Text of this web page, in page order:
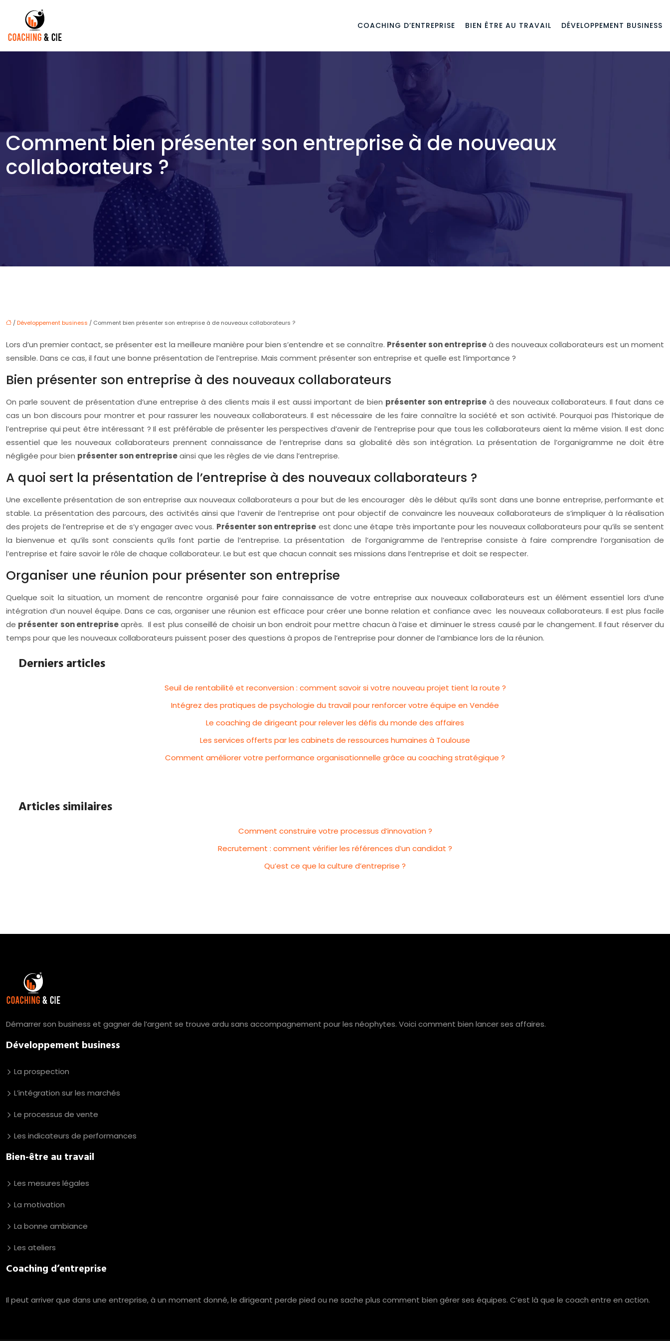
COACHING D’ENTREPRISE BIEN ÊTRE AU TRAVAIL DÉVELOPPEMENT BUSINESS
Comment bien présenter son entreprise à de nouveaux
collaborateurs ?
/ Développement business / Comment bien présenter son entreprise à de nouveaux collaborateurs ?
Lors d’un premier contact, se présenter est la meilleure manière pour bien s’entendre et se connaître. Présenter son entrepriseà des nouveaux collaborateurs est un moment
sensible. Dans ce cas, il faut une bonne présentation de l’entreprise. Mais comment présenter son entreprise et quelle est l’importance ?
Bien présenter son entreprise à des nouveaux collaborateurs
On parle souvent de présentation d’une entreprise à des clients mais il est aussi important de bien présenter son entreprise à des nouveaux collaborateurs. Il faut dans ce
cas un bon discours pour montrer et pour rassurer les nouveaux collaborateurs. Il est nécessaire de les faire connaître la société et son activité. Pourquoi pas l’historique de
l’entreprise qui peut être intéressant ? Il est préférable de présenter les perspectives d’avenir de l’entreprise pour que tous les collaborateurs aient la même vision. Il est donc
essentiel que les nouveaux collaborateurs prennent connaissance de l’entreprise dans sa globalité dès son intégration. La présentation de l’organigramme ne doit être
négligée pour bien présenter son entrepriseainsi que les règles de vie dans l’entreprise.
A quoi sert la présentation de l’entreprise à des nouveaux collaborateurs ?
Une excellente présentation de son entreprise aux nouveaux collaborateurs a pour but de les encourager dès le début qu’ils sont dans une bonne entreprise, performante et
stable. La présentation des parcours, des activités ainsi que l’avenir de l’entreprise ont pour objectif de convaincre les nouveaux collaborateurs de s’impliquer à la réalisation
des projets de l’entreprise et de s’y engager avec vous. Présenter son entreprise est donc une étape très importante pour les nouveaux collaborateurs pour qu’ils se sentent
la bienvenue et qu’ils sont conscients qu’ils font partie de l’entreprise. La présentation de l’organigramme de l’entreprise consiste à faire comprendre l’organisation de
l’entreprise et faire savoir le rôle de chaque collaborateur. Le but est que chacun connait ses missions dans l’entreprise et doit se respecter.
Organiser une réunion pour présenter son entreprise
Quelque soit la situation, un moment de rencontre organisé pour faire connaissance de votre entreprise aux nouveaux collaborateurs est un élément essentiel lors d’une
intégration d’un nouvel équipe. Dans ce cas, organiser une réunion est efficace pour créer une bonne relation et confiance avec les nouveaux collaborateurs. Il est plus facile
de présenter son entrepriseaprès. Il est plus conseillé de choisir un bon endroit pour mettre chacun à l’aise et diminuer le stress causé par le changement. Il faut réserver du
temps pour que les nouveaux collaborateurs puissent poser des questions à propos de l’entreprise pour donner de l’ambiance lors de la réunion.
Derniers articles
Seuil de rentabilité et reconversion : comment savoir si votre nouveau projet tient la route ?
Intégrez des pratiques de psychologie du travail pour renforcer votre équipe en Vendée
Le coaching de dirigeant pour relever les défis du monde des affaires
Les services offerts par les cabinets de ressources humaines à Toulouse
Comment améliorer votre performance organisationnelle grâce au coaching stratégique ?
Articles similaires
Comment construire votre processus d’innovation ?
Recrutement : comment vérifier les références d’un candidat ?
Qu’est ce que la culture d’entreprise ?
Démarrer son business et gagner de l’argent se trouve ardu sans accompagnement pour les néophytes. Voici comment bien lancer ses affaires.
Développement business
La prospection
L’intégration sur les marchés
Le processus de vente
Les indicateurs de performances
Bien-être au travail
Les mesures légales
La motivation
La bonne ambiance
Les ateliers
Coaching d’entreprise
Il peut arriver que dans une entreprise, à un moment donné, le dirigeant perde pied ou ne sache plus comment bien gérer ses équipes. C’est là que le coach entre en action.